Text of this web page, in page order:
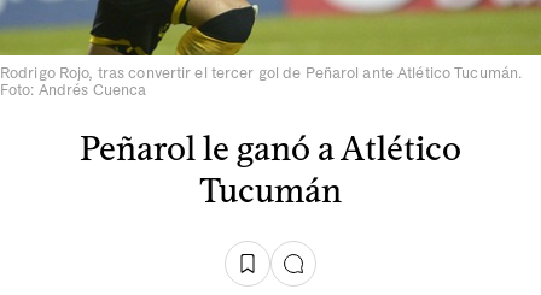
Rodrigo Rojo, tras convertir el tercer gol de Peñarol ante Atlético Tucumán.
Foto: Andrés Cuenca
Peñarol le ganó a Atlético
Tucumán